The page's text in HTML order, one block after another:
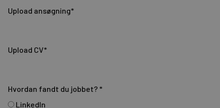
Upload ansøgning*
Upload CV*
Hvordan fandt du jobbet? *
LinkedIn